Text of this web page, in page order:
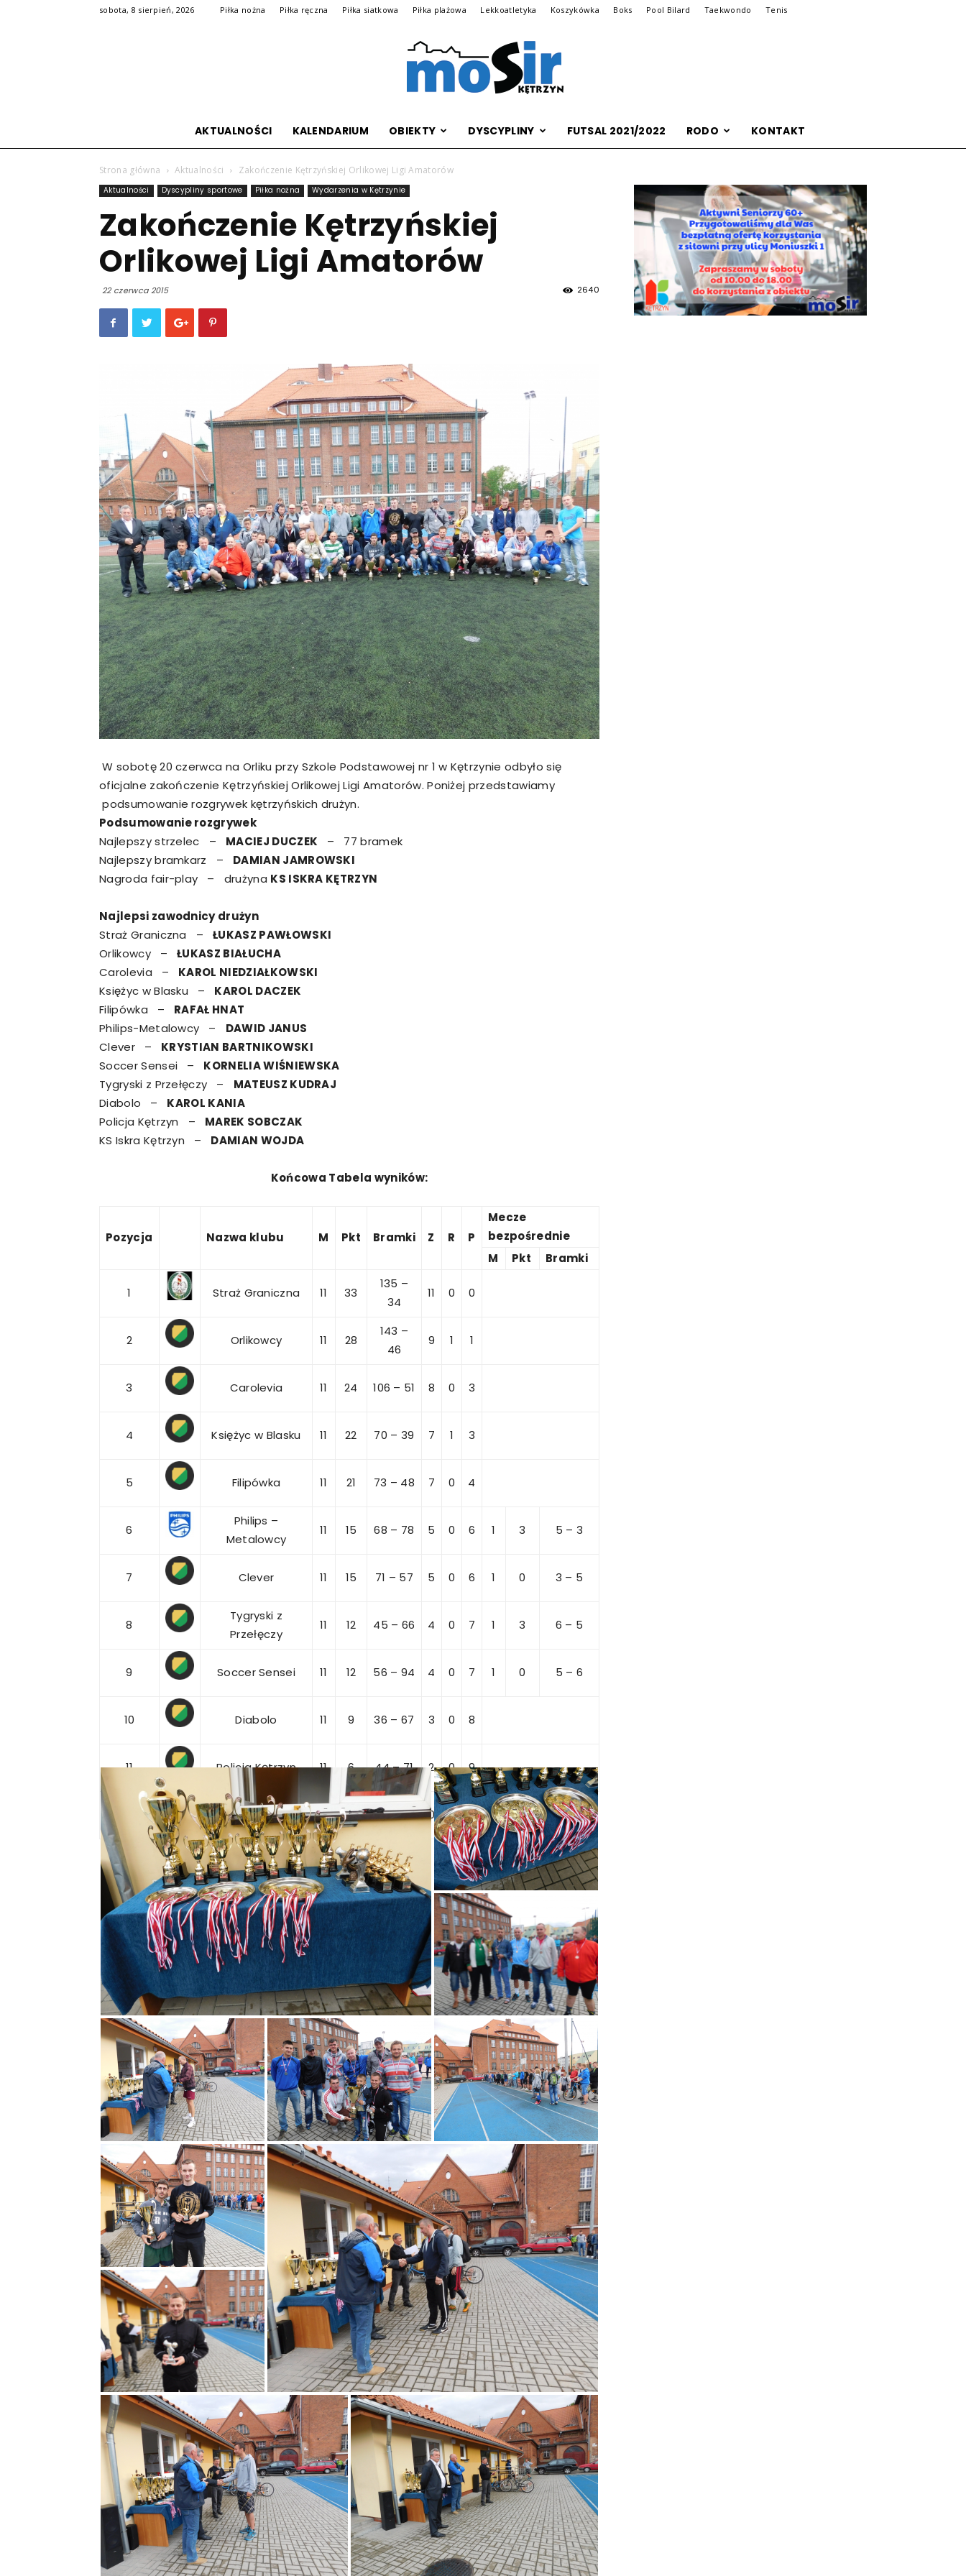
sobota, 8 sierpień, 2026 Piłka nożna Piłka ręczna Piłka siatkowa Piłka plażowa Lekkoatletyka Koszykówka Boks Pool Bilard Taekwondo Tenis
Archiwalna
wersja
Kętrzyn
AKTUALNOŚCI KALENDARIUM OBIEKTY DYSCYPLINY FUTSAL 2021/2022 RODO KONTAKT
Strona główna Aktualności Zakończenie Kętrzyńskiej Orlikowej Ligi Amatorów
Aktualności Dyscypliny sportowe Piłka nożna Wydarzenia w Kętrzynie
Zakończenie Kętrzyńskiej
Orlikowej Ligi Amatorów
22 czerwca 2015 2640
W sobotę 20 czerwca na Orliku przy Szkole Podstawowej nr 1 w Kętrzynie odbyło się
oficjalne zakończenie Kętrzyńskiej Orlikowej Ligi Amatorów. Poniżej przedstawiamy
podsumowanie rozgrywek kętrzyńskich drużyn.
Podsumowanie rozgrywek
Najlepszy strzelec – MACIEJ DUCZEK – 77 bramek
Najlepszy bramkarz – DAMIAN JAMROWSKI
Nagroda fair-play – drużyna KS ISKRA KĘTRZYN
Najlepsi zawodnicy drużyn
Straż Graniczna –ŁUKASZ PAWŁOWSKI
Orlikowcy –ŁUKASZ BIAŁUCHA
Carolevia – KAROL NIEDZIAŁKOWSKI
Księżyc w Blasku – KAROL DACZEK
Filipówka – RAFAŁ HNAT
Philips-Metalowcy – DAWID JANUS
Clever – KRYSTIAN BARTNIKOWSKI
Soccer Sensei – KORNELIA WIŚNIEWSKA
Tygryski z Przełęczy – MATEUSZ KUDRAJ
Diabolo – KAROL KANIA
Policja Kętrzyn – MAREK SOBCZAK
KS Iskra Kętrzyn – DAMIAN WOJDA
Końcowa Tabela wyników:
Pozycja Nazwa klubu M Pkt Bramki Z R P
Mecze
bezpośrednie
M
Pkt Bramki
1 Straż Graniczna 11 33
135 –
34
11 0 0
2 Orlikowcy 11 28
143 –
46
9 1 1
3 Carolevia 11 24 106 – 51 8 0 3
4 Księżyc w Blasku 11 22 70 – 39 7 1 3
5 Filipówka 11 21 73 – 48 7 0 4
6
Philips –
Metalowcy
11 15 68 – 78 5 0 6 1 3 5 – 3
7 Clever 11 15 71 – 57 5 0 6 1 0 3 – 5
8
Tygryski z
Przełęczy
11 12 45 – 66 4 0 7 1 3 6 – 5
9 Soccer Sensei 11 12 56 – 94 4 0 7 1 0 5 – 6
10 Diabolo 11 9 36 – 67 3 0 8
11 Policja Kętrzyn 11 6 44 – 71 2 0 9
KS Iskra Kętrzyn 11 0 17 – 213 0 0 11